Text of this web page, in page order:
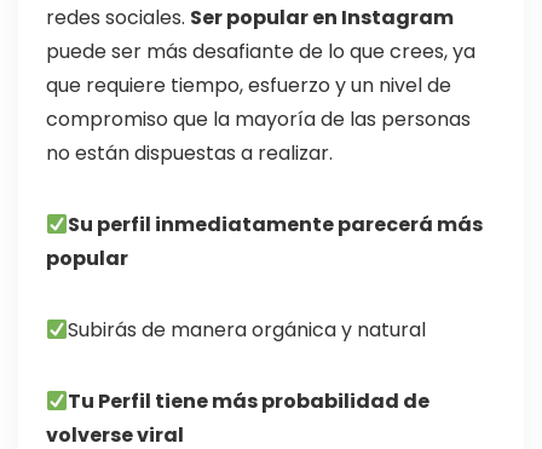
redes sociales. Ser popular en Instagram
puede ser más desafiante de lo que crees, ya
que requiere tiempo, esfuerzo y un nivel de
compromiso que la mayoría de las personas
no están dispuestas a realizar.
Su perfil inmediatamente parecerá más
popular
Subirás de manera orgánica y natural
Tu Perfil tiene más probabilidad de
volverse viral